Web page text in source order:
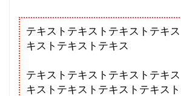
テキストテキストテキストテキ
キストテキストテキス
テキストテキストテキストテキ
キストテキストテキストテキス